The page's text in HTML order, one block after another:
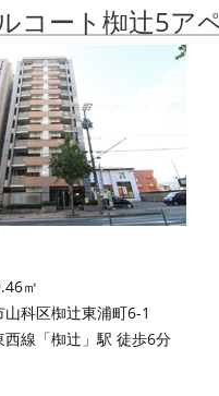
コート椥辻5ア
㎡
科区椥辻東浦町6-1
西線「椥辻」駅 徒歩6分